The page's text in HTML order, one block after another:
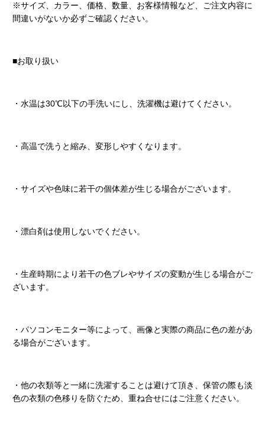
※サイズ、カラー、価格、数量、お客様情報など、ご注文内容に
間違いがないか必ずご確認ください。
■お取り扱い
・水温は30℃以下の手洗いにし、洗濯機は避けてください。
・高温で洗うと縮み、変形しやすくなります。
・サイズや色味に若干の個体差が生じる場合がございます。
・漂白剤は使用しないでください。
・生産時期により若干の色ブレやサイズの変動が生じる場合がご
ざいます。
・パソコンモニター等によって、画像と実際の商品に色の差があ
る場合がございます。
・他の衣類等と一緒に洗濯することは避けて頂き、保管の際も淡
色の衣類の色移りを防ぐため、重ね合せにはご注意ください。